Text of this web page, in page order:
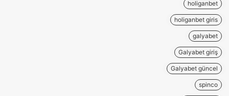
holiganbet
holiganbet giris
galyabet
Galyabet giriş
Galyabet güncel
spinco